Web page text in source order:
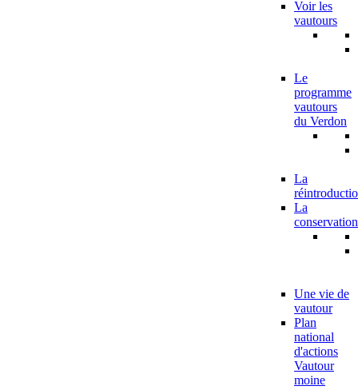
Voir les
vautours
Le
programme
vautours
du Verdon
La
La
conservation
Une vie de
vautour
Plan
national
d'actions
Vautour
moine